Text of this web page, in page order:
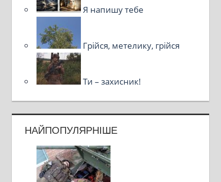
Я напишу тебе
Грійся, метелику, грійся
Ти – захисник!
НАЙПОПУЛЯРНІШЕ